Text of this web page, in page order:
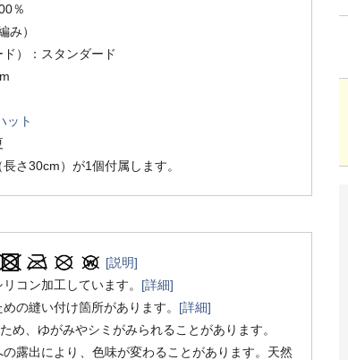
％
み）
）：スタンダード
ット
さ30cm）が1個付属します。
[説明]
コン加工しています。 [詳細]
の縫い付け箇所があります。 [詳細]
め、ゆがみやシミがみられることがあります。
露出により、色味が変わることがあります。天然